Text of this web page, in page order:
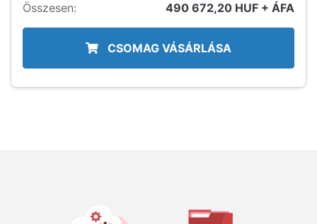
Összesen: 490 672,20 HUF + ÁFA
CSOMAG VÁSÁRLÁSA